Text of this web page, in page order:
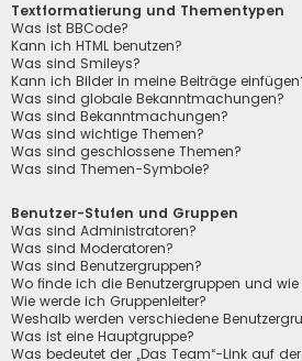
Textformatierung und Thementypen
Was ist BBCode?
Kann ich HTML benutzen?
Was sind Smileys?
Kann ich Bilder in meine Beiträge
Was sind globale Bekanntmachungen?
Was sind Bekanntmachungen?
Was sind wichtige Themen?
Was sind geschlossene Themen?
Was sind Themen-Symbole?
Benutzer-Stufen und Gruppen
Was sind Administratoren?
Was sind Moderatoren?
Was sind Benutzergruppen?
Wo finde ich die Benutzergruppen und
Wie werde ich Gruppenleiter?
Weshalb werden verschiedene
Was ist eine Hauptgruppe?
Was bedeutet der „Das Team“-Link auf